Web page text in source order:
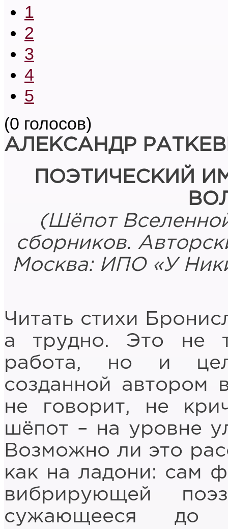
1
2
3
4
5
(0 голосов)
АЛЕКСАНДР
ПОЭТИЧЕСКИЙ
(Шёпот
сборников.
Москва: ИПО «У
Читать стихи
а трудно. Это не
работа, но и
созданной автором
не говорит, не
шёпот – на уровне
Возможно ли это
как на ладони: сам
вибрирующей
сужающееся до